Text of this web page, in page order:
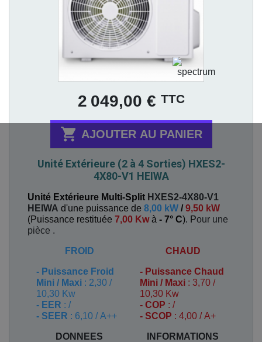
2 049,00 € TTC
 AJOUTER AU PANIER
Unité Extérieure (2 à 4 Sorties) HXES2-
4X80-V1 HEIWA
Unité Extérieure Multi-Split HXES2-4X80-V1
HEIWA d'une puissance de 8,00 kW /9,50 kW
(Puissance restituée 7,00 Kwà - 7° C). Pour une
pièce .
FROID
- Puissance Froid
Mini / Maxi : 2,30 /
10,30 Kw
- EER : /
- SEER : 6,10 / A++
CHAUD
- Puissance Chaud
Mini / Maxi : 3,70 /
10,30 Kw
- COP : /
- SCOP : 4,00 / A+
DONNEES INFORMATIONS